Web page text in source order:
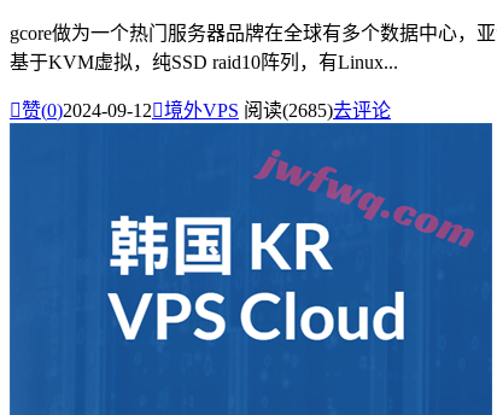
gcore做为一个热门服务器品牌在全球有多个数据中心，
基于KVM虚拟，纯SSD raid10阵列，有Linux...
赞(0)2024-09-12境外VPS 阅读(2685)去评论